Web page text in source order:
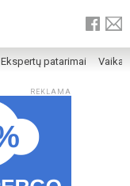
Ekspertų patarimai
REKLAMA